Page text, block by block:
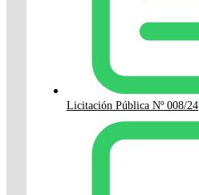
Licitación Pública Nº 008/24